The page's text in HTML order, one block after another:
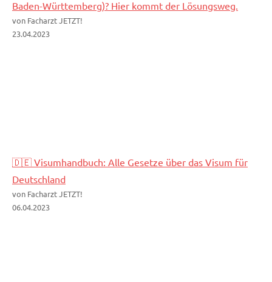
Baden-Württemberg)? Hier kommt der Lösungsweg.
von Facharzt JETZT!
23.04.2023
🇩🇪 Visumhandbuch: Alle Gesetze über das Visum für
Deutschland
von Facharzt JETZT!
06.04.2023